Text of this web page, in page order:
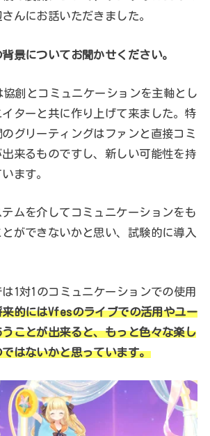
んにお話いただきました。
景についてお聞かせください。
創とコミュニケーションを主軸とし
ターと共に作り上げて来ました。特
グリーティングはファンと直接コミ
出来るものですし、新しい可能性を持
ます。
ムを介してコミュニケーションをも
ができないかと思い、試験的に導入
1対1のコミュニケーションでの使用
来的にはVfesのライブでの活用やユー
ことが出来ると、もっと色々な楽し
はないかと思っています。